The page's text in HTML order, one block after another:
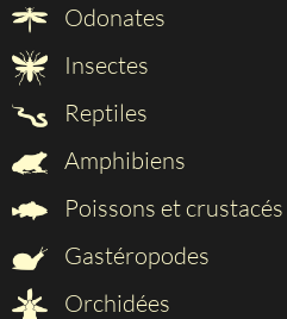
Odonates
Insectes
Reptiles
Amphibiens
Poissons et crustacés
Gastéropodes
Orchidées